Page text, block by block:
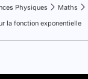
Physiques Maths
la fonction exponentielle